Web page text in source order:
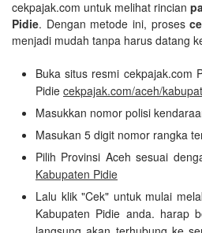
cekpajak.com untuk melihat rincian
Pidie. Dengan metode ini, proses
menjadi mudah tanpa harus datang
Buka situs resmi cekpajak.com
Pidie cekpajak.com/aceh/
Masukkan nomor polisi
Masukan 5 digit nomor rangka
Pilih Provinsi Aceh sesuai
Kabupaten Pidie
Lalu klik "Cek" untuk mulai
Kabupaten Pidie anda. harap